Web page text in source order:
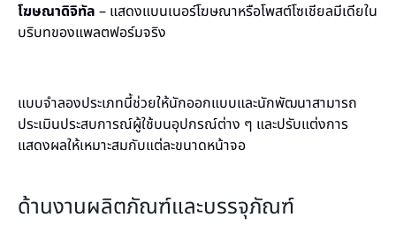
โฆษณาดิจิทัล – แสดงแบนเนอร์โฆษณาหรือโพสต์โซเชียลมีเดียใน
บริบทของแพลตฟอร์มจริง
แบบจำลองประเภทนี้ช่วยให้นักออกแบบและนักพัฒนาสามารถ
ประเมินประสบการณ์ผู้ใช้บนอุปกรณ์ต่าง ๆ และปรับแต่งการ
แสดงผลให้เหมาะสมกับแต่ละขนาดหน้าจอ
ด้านงานผลิตภัณฑ์และบรรจุภัณฑ์